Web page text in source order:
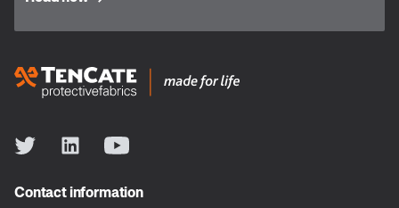
Contact information